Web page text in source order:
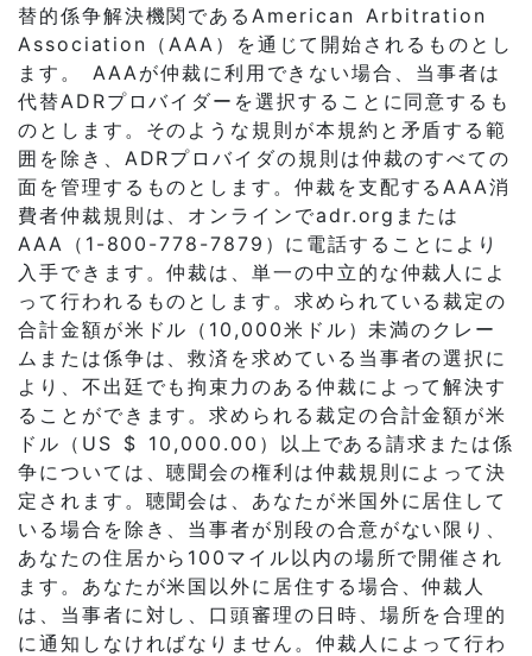
替的係争解決機関であるAmerican Arbitration
Association（AAA）を通じて開始されるものとし
ます。 AAAが仲裁に利用できない場合、当事者は
代替ADRプロバイダーを選択することに同意するも
のとします。そのような規則が本規約と矛盾する範
囲を除き、ADRプロバイダの規則は仲裁のすべての
面を管理するものとします。仲裁を支配するAAA消
費者仲裁規則は、オンラインでadr.orgまたは
AAA（1-800-778-7879）に電話することにより
入手できます。仲裁は、単一の中立的な仲裁人によ
って行われるものとします。求められている裁定の
合計金額が米ドル（10,000米ドル）未満のクレー
ムまたは係争は、救済を求めている当事者の選択に
より、不出廷でも拘束力のある仲裁によって解決す
ることができます。求められる裁定の合計金額が米
ドル（US $ 10,000.00）以上である請求または係
争については、聴聞会の権利は仲裁規則によって決
定されます。聴聞会は、あなたが米国外に居住して
いる場合を除き、当事者が別段の合意がない限り、
あなたの住居から100マイル以内の場所で開催され
ます。あなたが米国以外に居住する場合、仲裁人
は、当事者に対し、口頭審理の日時、場所を合理的
に通知しなければなりません。仲裁人によって行わ